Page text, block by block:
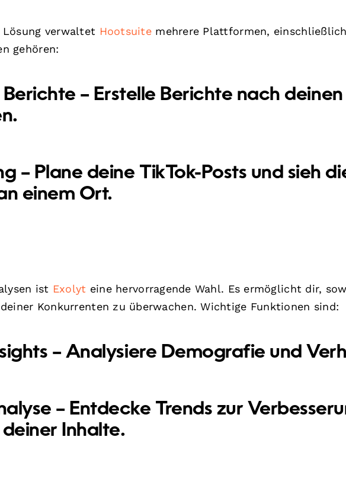
Lösung verwaltet Hootsuitemehrere Plattformen,
gehören:
– Erstelle Berichte nach deinen
– Plane deine TikTok-Posts und sieh
einem Ort.
ist Exolyt eine hervorragende Wahl. Es ermöglicht dir,
Konkurrenten zu überwachen. Wichtige Funktionen sind:
– Analysiere Demografie und
– Entdecke Trends zur
Inhalte.